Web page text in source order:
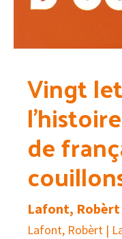
Vingt
de
Lafont,
Lafont, Robèrt |